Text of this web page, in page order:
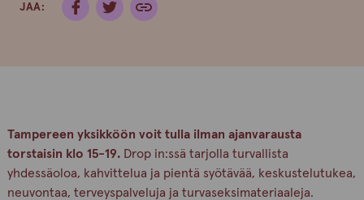
JAA:
Tampereen yksikköön voit tulla ilman ajanvarausta
torstaisin klo 15-19. Drop in:ssä tarjolla turvallista
yhdessäoloa, kahvittelua ja pientä syötävää, keskustelutukea,
neuvontaa, terveyspalveluja ja turvaseksimateriaaleja.